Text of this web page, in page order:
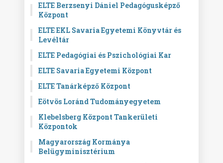
ELTE Berzsenyi Dániel Pedagógusképző
Központ
ELTE EKL Savaria Egyetemi Könyvtár és
Levéltár
ELTE Pedagógiai és Pszichológiai Kar
ELTE Savaria Egyetemi Központ
ELTE Tanárképző Központ
Eötvös Loránd Tudományegyetem
Klebelsberg Központ Tankerületi
Központok
Magyarország Kormánya
Belügyminisztérium